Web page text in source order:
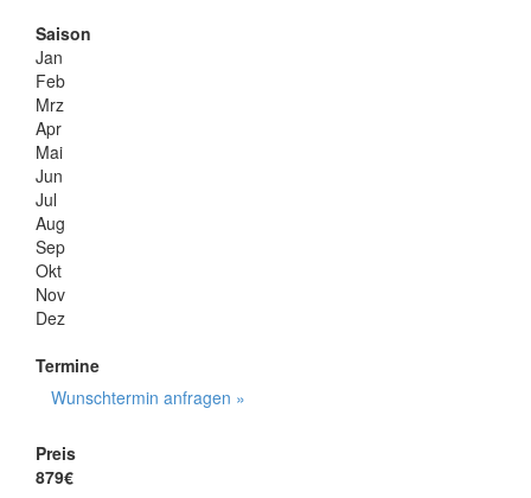
Saison
Jan
Feb
Mrz
Apr
Mai
Jun
Jul
Aug
Sep
Okt
Nov
Dez
Termine
Wunschtermin anfragen »
Preis
879€